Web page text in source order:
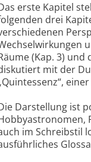
erste Kapitel
drei
(Kap. 3)
mit der
Darstellung ist
im Schreibstil